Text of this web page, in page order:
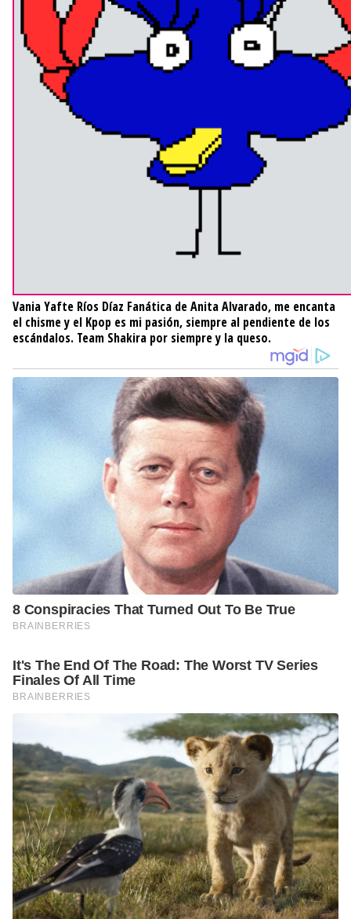
Vania Yafte Ríos Díaz Fanática de Anita Alvarado, me encanta
el chisme y el Kpop es mi pasión, siempre al pendiente de los
escándalos. Team Shakira por siempre y la queso.